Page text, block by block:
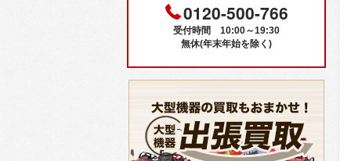
0120-500-766
受付時間 10:00～19:30
無休(年末年始を除く)